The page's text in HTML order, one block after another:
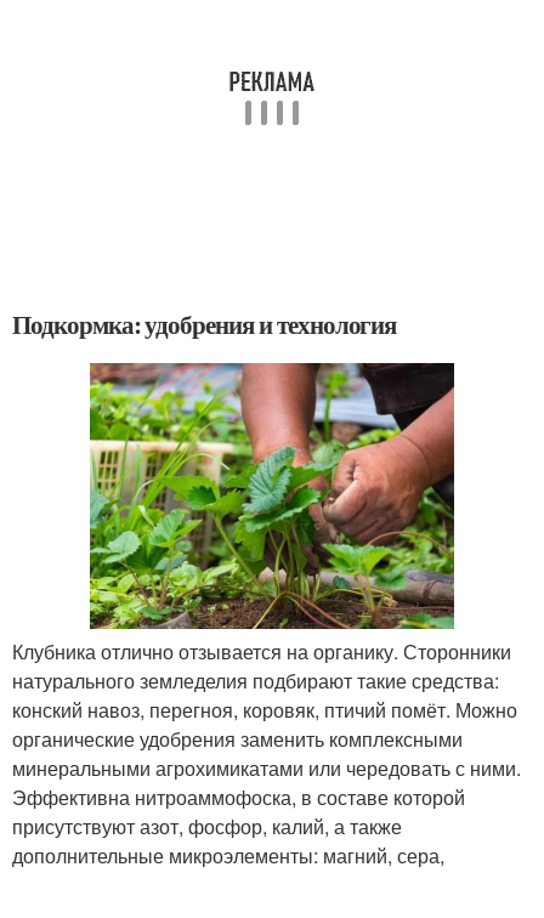
Подкормка: удобрения и технология
Клубника отлично отзывается на органику. Сторонники
натурального земледелия подбирают такие средства:
конский навоз, перегноя, коровяк, птичий помёт. Можно
органические удобрения заменить комплексными
минеральными агрохимикатами или чередовать с ними.
Эффективна нитроаммофоска, в составе которой
присутствуют азот, фосфор, калий, а также
дополнительные микроэлементы: магний, сера,